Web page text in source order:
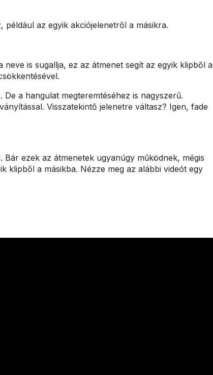
az egyik akciójelenetről a másikra.
neve is sugallja, ez az átmenet segít az egyik klipből a
a hangulat megteremtéséhez is nagyszerű.
Visszatekintő jelenetre váltasz? Igen, fade
ezek az átmenetek ugyanúgy működnek, mégis
klipből a másikba. Nézze meg az alábbi videót egy